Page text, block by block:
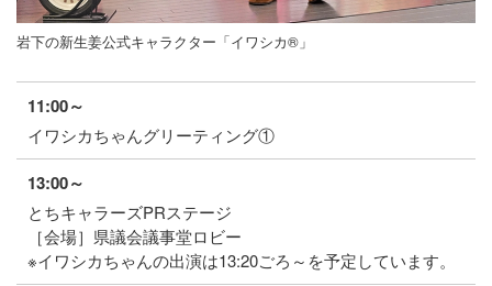
岩下の新生姜公式キャラクター「イワシカ®」
11:00～
イワシカちゃんグリーティング①
13:00～
とちキャラーズPRステージ
［会場］県議会議事堂ロビー
※イワシカちゃんの出演は13:20ごろ～を予定しています。